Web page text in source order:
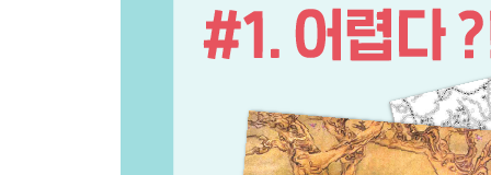
8장. 용의 최후, 무엇을 위하여 그리 살았나
한의 멸망, 역사 속으로
장비의 최후, 두 번째 별이 되다